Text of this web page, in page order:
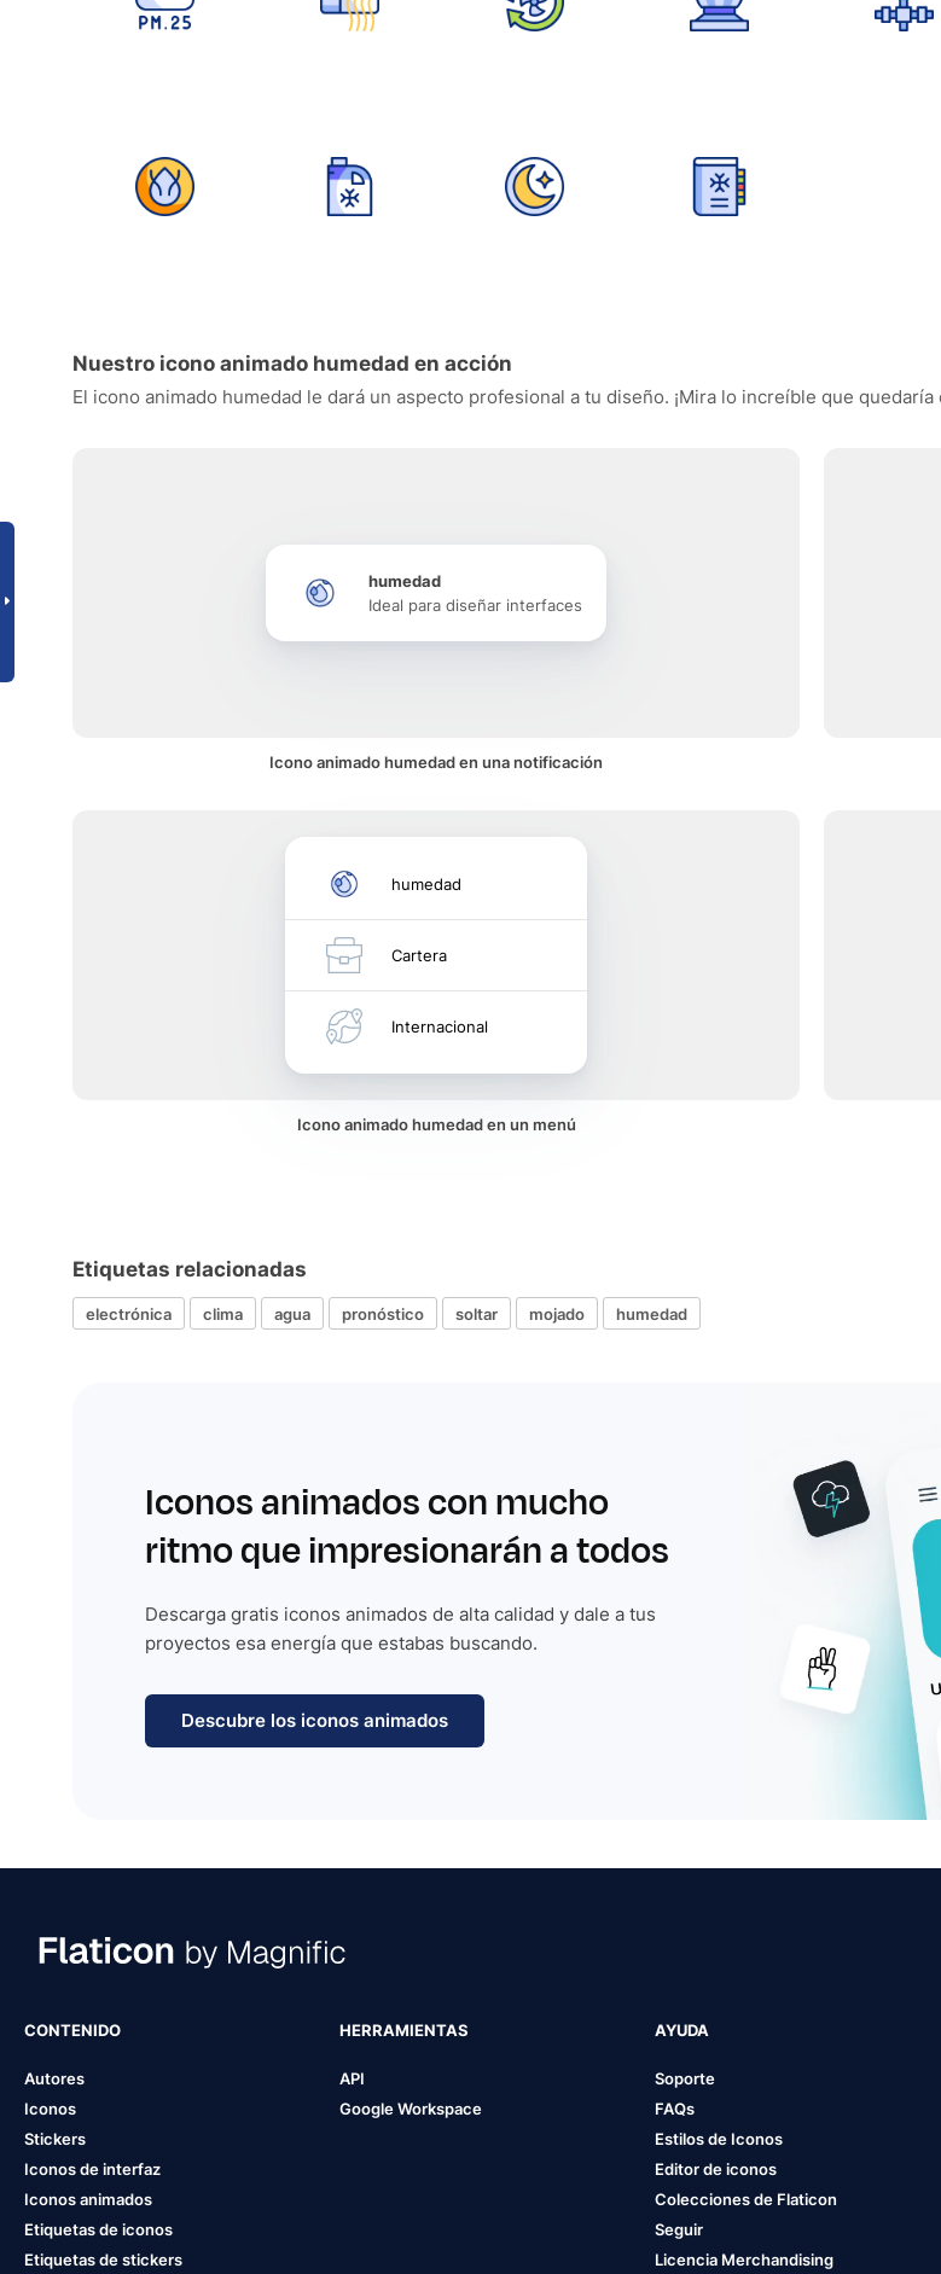
Nuestro icono animado humedad en acción
El icono animado humedad le dará un aspecto profesional a tu diseño. ¡Mira lo increíble que
humedad
Ideal para diseñar interfaces
Icono animado humedad en una notificación
humedad
Cartera
Internacional
Icono animado humedad en un menú
Etiquetas relacionadas
electrónica clima agua pronóstico soltar mojado humedad
Iconos animados con mucho
ritmo que impresionarán a todos
Descarga gratis iconos animados de alta calidad y dale a tus
proyectos esa energía que estabas buscando.
Descubre los iconos animados
CONTENIDO
Autores
Iconos
Stickers
Iconos de interfaz
Iconos animados
Etiquetas de iconos
Etiquetas de stickers
HERRAMIENTAS
API
Google Workspace
AYUDA
Soporte
FAQs
Estilos de Iconos
Editor de iconos
Colecciones de Flaticon
Seguir
Licencia Merchandising